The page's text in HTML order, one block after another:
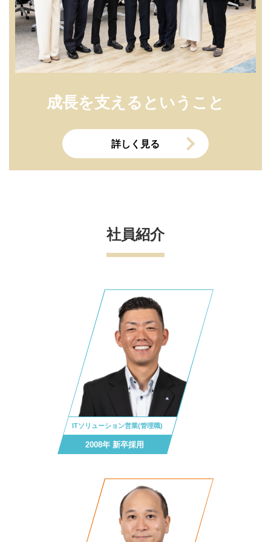
成長を支えるということ
詳しく見る
社員紹介
ITソリューション営業(管理職)
2008年 新卒採用